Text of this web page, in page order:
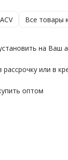
Все товары
на Ваш
или в
оптом